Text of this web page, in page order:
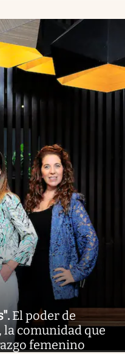
. El poder de
la comunidad que
femenino